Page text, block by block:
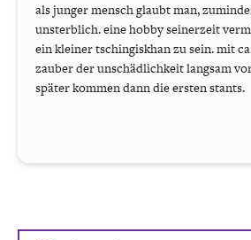
als junger mensch glaubt man,
unsterblich. eine hobby seinerzeit
ein kleiner tschingiskhan zu sein. mit
zauber der unschädlichkeit langsam
später kommen dann die ersten stants.